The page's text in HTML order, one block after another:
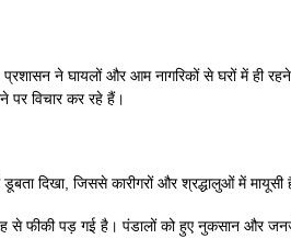
ने घायलों और आम नागरिकों से घरों में ही रहने
पर विचार कर रहे हैं।
दिखा, जिससे कारीगरों और श्रद्धालुओं में
से फीकी पड़ गई है। पंडालों को हुए नुकसान और